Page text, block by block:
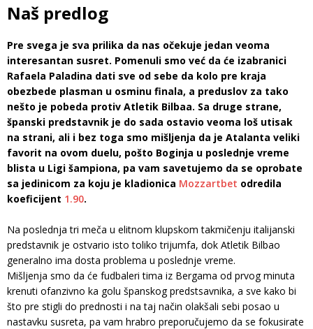
Naš predlog
Pre svega je sva prilika da nas očekuje jedan veoma
interesantan susret. Pomenuli smo već da će izabranici
Rafaela Paladina dati sve od sebe da kolo pre kraja
obezbede plasman u osminu finala, a preduslov za tako
nešto je pobeda protiv Atletik Bilbaa. Sa druge strane,
španski predstavnik je do sada ostavio veoma loš utisak
na strani, ali i bez toga smo mišljenja da je Atalanta veliki
favorit na ovom duelu, pošto Boginja u poslednje vreme
blista u Ligi šampiona, pa vam savetujemo da se oprobate
sa jedinicom za koju je kladionica Mozzartbet odredila
koeficijent 1.90.
Na poslednja tri meča u elitnom klupskom takmičenju italijanski
predstavnik je ostvario isto toliko trijumfa, dok Atletik Bilbao
generalno ima dosta problema u poslednje vreme.
Mišljenja smo da će fudbaleri tima iz Bergama od prvog minuta
krenuti ofanzivno ka golu španskog predstsavnika, a sve kako bi
što pre stigli do prednosti i na taj način olakšali sebi posao u
nastavku susreta, pa vam hrabro preporučujemo da se fokusirate